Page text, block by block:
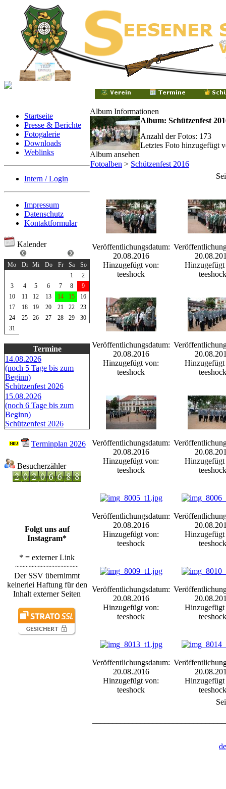
Startseite
Presse & Berichte
Fotogalerie
Downloads
Weblinks
Intern / Login
Impressum
Datenschutz
Kontaktformular
Kalender
Mo
Di Mi Do Fr Sa
So
1
2
3
4 5 6 7 8
9
10
11 12 13 14 15
16
17
18 19 20 21 22
23
24
25 26 27 28 29
30
31
Termine
14.08.2026
(noch 5 Tage bis zum
Beginn)
Schützenfest 2026
15.08.2026
(noch 6 Tage bis zum
Beginn)
Schützenfest 2026
Terminplan 2026
Besucherzähler
Folgt uns auf
Instagram*
* = externer Link
~~~~~~~~~~~~~~
Der SSV übernimmt
keinerlei Haftung für den
Inhalt externer Seiten
Album Informationen
Album: Schützenfest
Anzahl der Fotos: 173
Letztes Foto hinzugefügt
Album ansehen
Fotoalben > Schützenfest 2016
Veröffentlichungsdatum:
20.08.2016
Hinzugefügt von:
teeshock
teeshock
Veröffentlichungsdatum:
20.08.2016
Hinzugefügt von:
teeshock
teeshock
Veröffentlichungsdatum:
20.08.2016
Hinzugefügt von:
teeshock
teeshock
Veröffentlichungsdatum:
20.08.2016
Hinzugefügt von:
teeshock
teeshock
Veröffentlichungsdatum:
20.08.2016
Hinzugefügt von:
teeshock
teeshock
Veröffentlichungsdatum:
20.08.2016
Hinzugefügt von:
teeshock
teeshock